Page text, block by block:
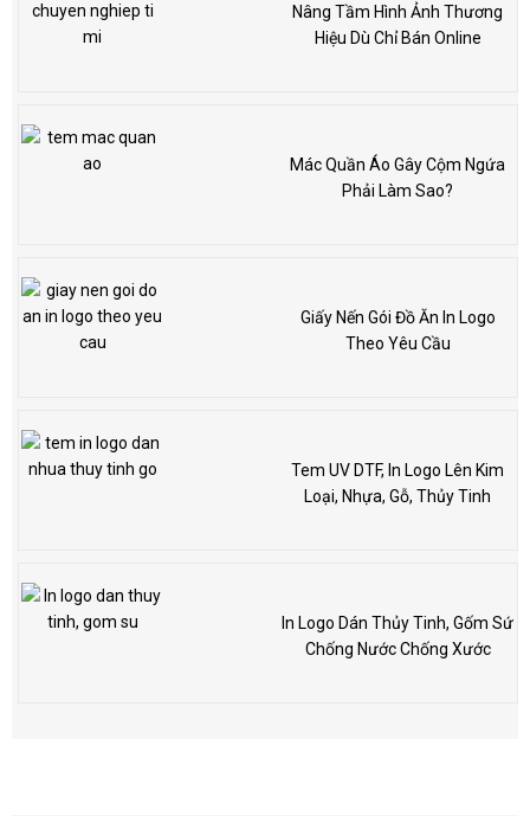
Nâng Tầm Hình Ảnh Thương
Hiệu Dù Chỉ Bán Online
Mác Quần Áo Gây Cộm Ngứa
Phải Làm Sao?
Giấy Nến Gói Đồ Ăn In Logo
Theo Yêu Cầu
Tem UV DTF, In Logo Lên Kim
Loại, Nhựa, Gỗ, Thủy Tinh
In Logo Dán Thủy Tinh, Gốm Sứ
Chống Nước Chống Xước